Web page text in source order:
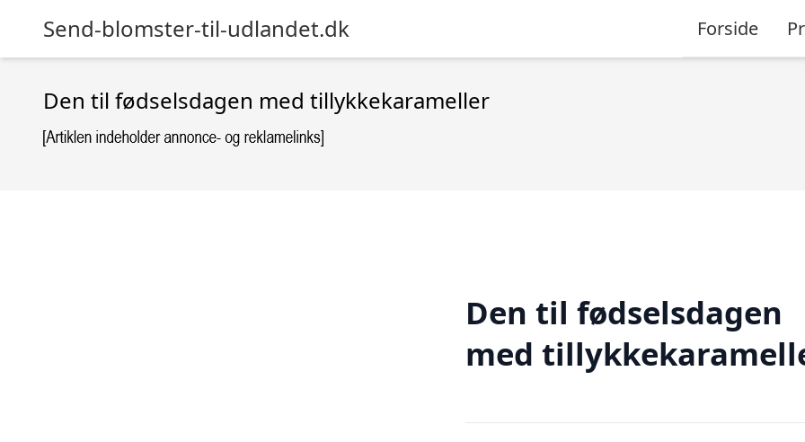
Send-blomster-til-udlandet.dk Forside
Den til fødselsdagen med tillykkekarameller
Den til fødselsdagen
med